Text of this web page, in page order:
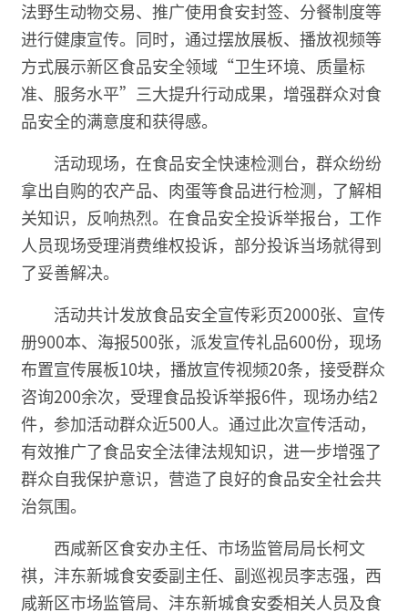
法野生动物交易、推广使用食安封签、分餐制度等
进行健康宣传。同时，通过摆放展板、播放视频等
方式展示新区食品安全领域“卫生环境、质量标
准、服务水平”三大提升行动成果，增强群众对食
品安全的满意度和获得感。
活动现场，在食品安全快速检测台，群众纷纷
拿出自购的农产品、肉蛋等食品进行检测，了解相
关知识，反响热烈。在食品安全投诉举报台，工作
人员现场受理消费维权投诉，部分投诉当场就得到
了妥善解决。
活动共计发放食品安全宣传彩页2000张、宣传
册900本、海报500张，派发宣传礼品600份，现场
布置宣传展板10块，播放宣传视频20条，接受群众
咨询200余次，受理食品投诉举报6件，现场办结2
件，参加活动群众近500人。通过此次宣传活动，
有效推广了食品安全法律法规知识，进一步增强了
群众自我保护意识，营造了良好的食品安全社会共
治氛围。
西咸新区食安办主任、市场监管局局长柯文
祺，沣东新城食安委副主任、副巡视员李志强，西
咸新区市场监管局、沣东新城食安委相关人员及食